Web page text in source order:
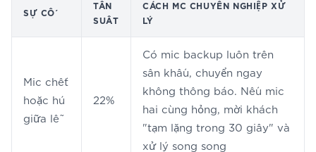
SỰ CỐ
TẦN
SUẤT
CÁCH MC CHUYÊN NGHIỆP XỬ
LÝ
Mic chết
hoặc hú
giữa lễ
22%
Có mic backup luôn trên
sân khấu, chuyển ngay
không thông báo. Nếu mic
hai cùng hỏng, mời khách
"tạm lặng trong 30 giây" và
xử lý song song